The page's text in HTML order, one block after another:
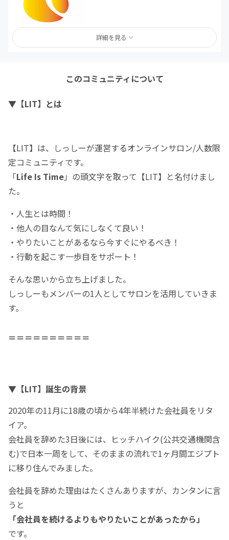
詳細を見る
このコミュニティについて
▼【LIT】とは
【LIT】は、しっしーが運営するオンラインサロン/人数限
定コミュニティです。
「Life Is Time」の頭文字を取って【LIT】と名付けまし
た。
・人生とは時間！
・他人の目なんて気にしなくて良い！
・やりたいことがあるなら今すぐにやるべき！
・行動を起こす一歩目をサポート！
そんな思いから立ち上げました。
しっしーもメンバーの1人としてサロンを活用していきま
す。
＝＝＝＝＝＝＝＝＝＝
▼【LIT】誕生の背景
2020年の11月に18歳の頃から4年半続けた会社員をリタ
イア。
会社員を辞めた3日後には、ヒッチハイク(公共交通機関含
む)で日本一周をして、そのままの流れで1ヶ月間エジプト
に移り住んでみました。
会社員を辞めた理由はたくさんありますが、カンタンに言
うと
「会社員を続けるよりもやりたいことがあったから」
です。